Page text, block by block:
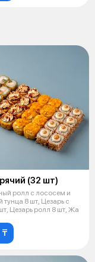
(32 шт)
ролл с лососем и
тунца 8 шт, Цезарь с
Цезарь ролл 8 шт, Жа
₸